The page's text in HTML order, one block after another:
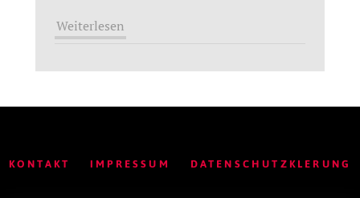
Weiterlesen
KONTAKT IMPRESSUM DATENSCHUTZKLERUNG